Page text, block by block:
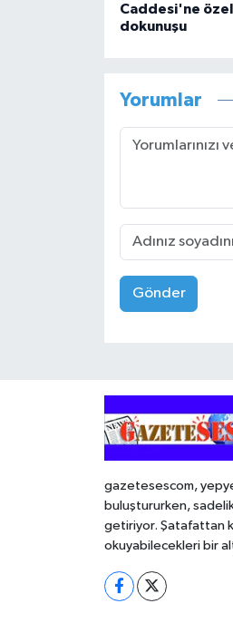
Caddesi'ne
dokunuşu
Yorumlar
Gönder
gazetesescom,
buluştururken,
getiriyor. Şatafattan
okuyabilecekleri bir